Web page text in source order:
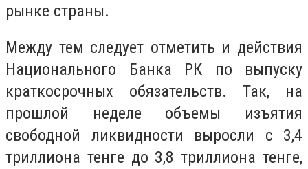
рынке страны.
Между тем следует отметить и действия
Национального Банка РК по выпуску
краткосрочных обязательств. Так, на
прошлой неделе объемы изъятия
свободной ликвидности выросли с 3,4
триллиона тенге до 3,8 триллиона тенге,